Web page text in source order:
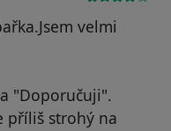
velmi
"Doporučuji".
příliš strohý na